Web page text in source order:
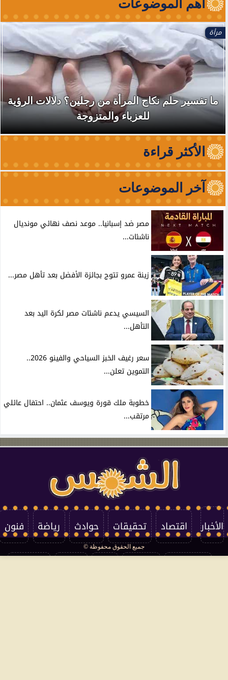
آهم الموضوعات
مرأة
ما تفسير حلم نكاح المرأة من رجلين؟ دلالات الرؤية
للعزباء والمتزوجة
الأكثر قراءة
آخر الموضوعات
مصر ضد إسبانيا.. موعد نصف نهائي مونديال
ناشئات...
زينة عمرو تتوج بجائزة الأفضل بعد تأهل مصر...
السيسي يدعم ناشئات مصر لكرة اليد بعد
التأهل...
سعر رغيف الخبز السياحي والفينو 2026..
التموين تعلن...
خطوبة ملك قورة ويوسف عثمان.. احتفال عائلي
مرتقب...
الأخبار اقتصاد تحقيقات حوادث رياضة فنون
جميع الحقوق محفوظة ©